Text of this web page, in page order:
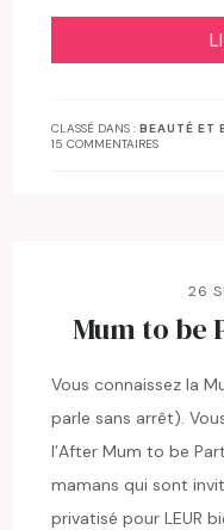
CLASSÉ DANS :BEAUTÉ ET
15 COMMENTAIRES
26
Mum to be
Vous connaissez la
parle sans arrêt).
l’After Mum to be
mamans qui sont
privatisé pour LEUR